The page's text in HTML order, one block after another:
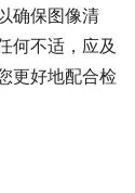
确保图像清
何不适，应及
更好地配合检